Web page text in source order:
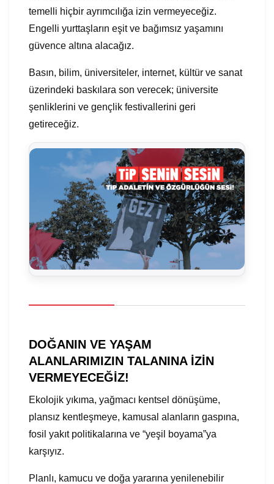
temelli hiçbir ayrımcılığa izin vermeyeceğiz.
Engelli yurttaşların eşit ve bağımsız yaşamını
güvence altına alacağız.
Basın, bilim, üniversiteler, internet, kültür ve sanat
üzerindeki baskılara son verecek; üniversite
şenliklerini ve gençlik festivallerini geri
getireceğiz.
DOĞANIN VE YAŞAM
ALANLARIMIZIN TALANINA İZİN
VERMEYECEĞİZ!
Ekolojik yıkıma, yağmacı kentsel dönüşüme,
plansız kentleşmeye, kamusal alanların gaspına,
fosil yakıt politikalarına ve “yeşil boyama”ya
karşıyız.
Planlı, kamucu ve doğa yararına yenilenebilir